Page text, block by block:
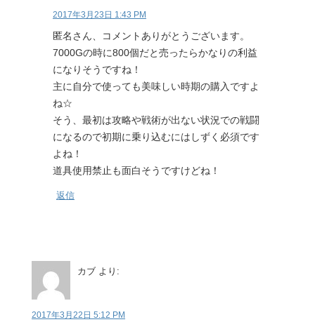
2017年3月23日 1:43 PM
匿名さん、コメントありがとうございます。
7000Gの時に800個だと売ったらかなりの利益
になりそうですね！
主に自分で使っても美味しい時期の購入ですよ
ね☆
そう、最初は攻略や戦術が出ない状況での戦闘
になるので初期に乗り込むにはしずく必須です
よね！
道具使用禁止も面白そうですけどね！
返信
カブ より:
2017年3月22日 5:12 PM